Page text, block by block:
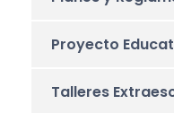
Proyecto
Talleres